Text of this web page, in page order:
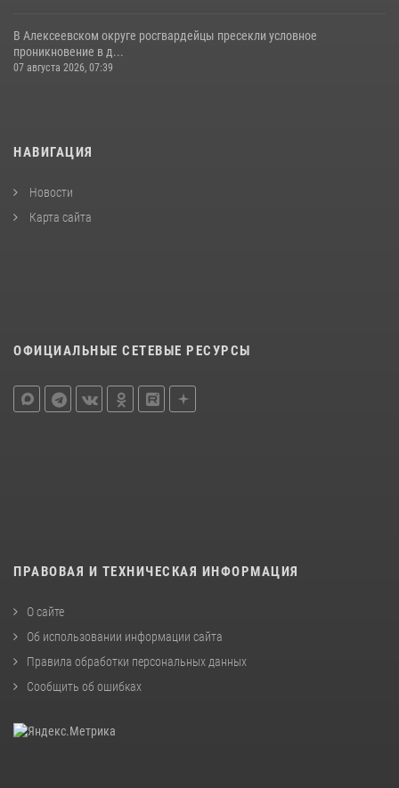
В Алексеевском округе росгвардейцы пресекли условное
проникновение в д...
07 августа 2026, 07:39
НАВИГАЦИЯ
Новости
Карта сайта
ОФИЦИАЛЬНЫЕ СЕТЕВЫЕ РЕСУРСЫ
ПРАВОВАЯ И ТЕХНИЧЕСКАЯ ИНФОРМАЦИЯ
О сайте
Об использовании информации сайта
Правила обработки персональных данных
Сообщить об ошибках